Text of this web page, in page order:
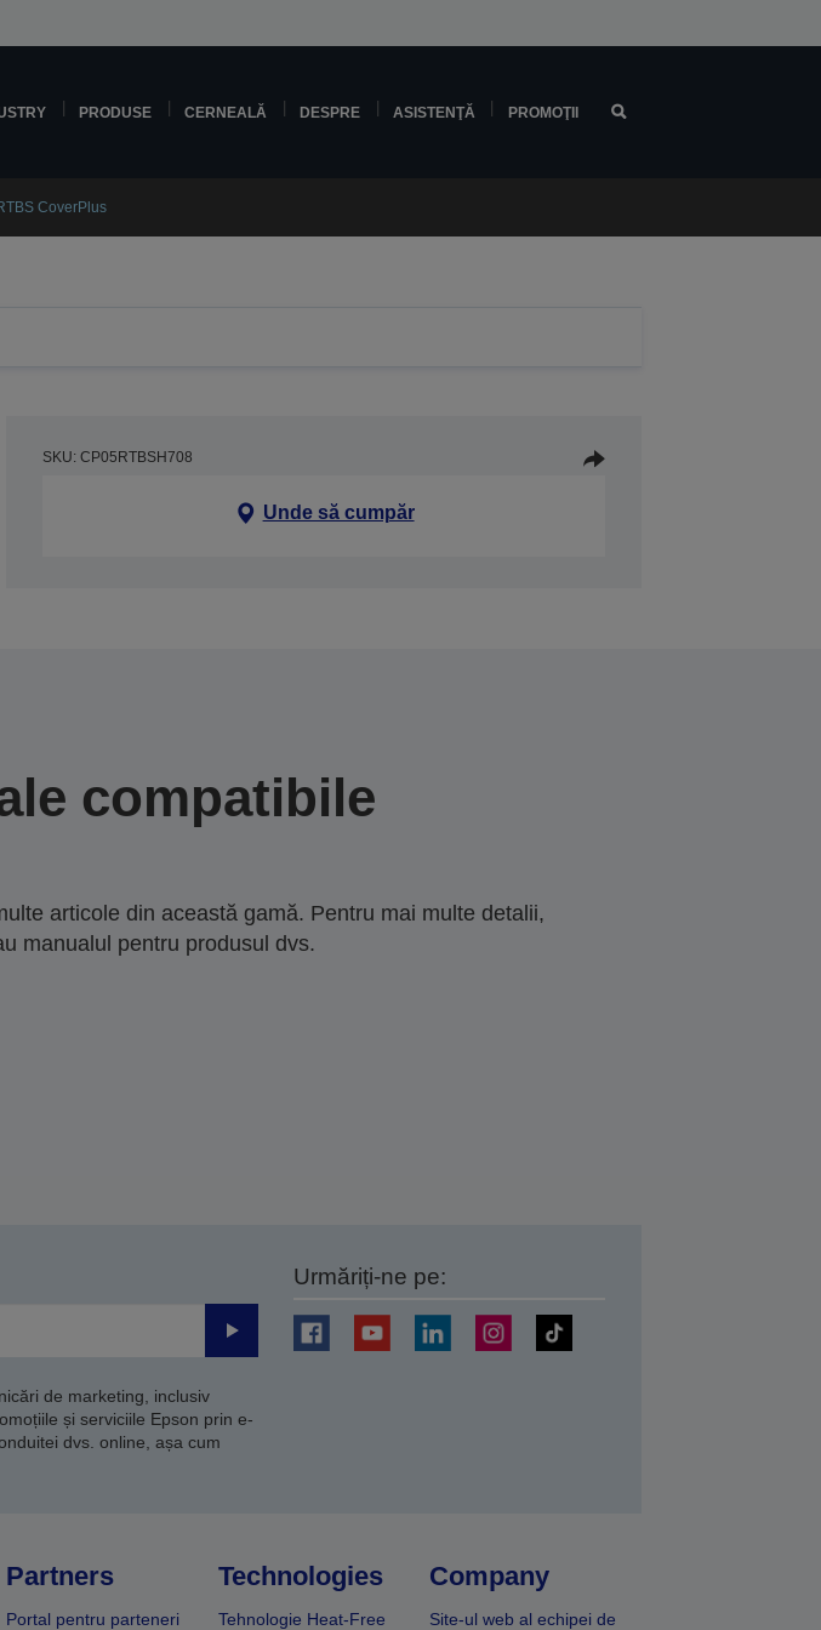
PRODUSE CERNEALĂ DESPRE ASISTENŢĂ PROMOŢII
CoverPlus
SKU: CP05RTBSH708
Unde să cumpăr
compatibile
articole din această gamă. Pentru mai multe detalii,
manualul pentru produsul dvs.
Trimiteți
de marketing, inclusiv
și serviciile Epson prin e-
dvs. online, așa cum
Urmăriți-ne pe:
Partners
Portal pentru parteneri
Technologies
Tehnologie Heat-Free
Company
Site-ul web al echipei de